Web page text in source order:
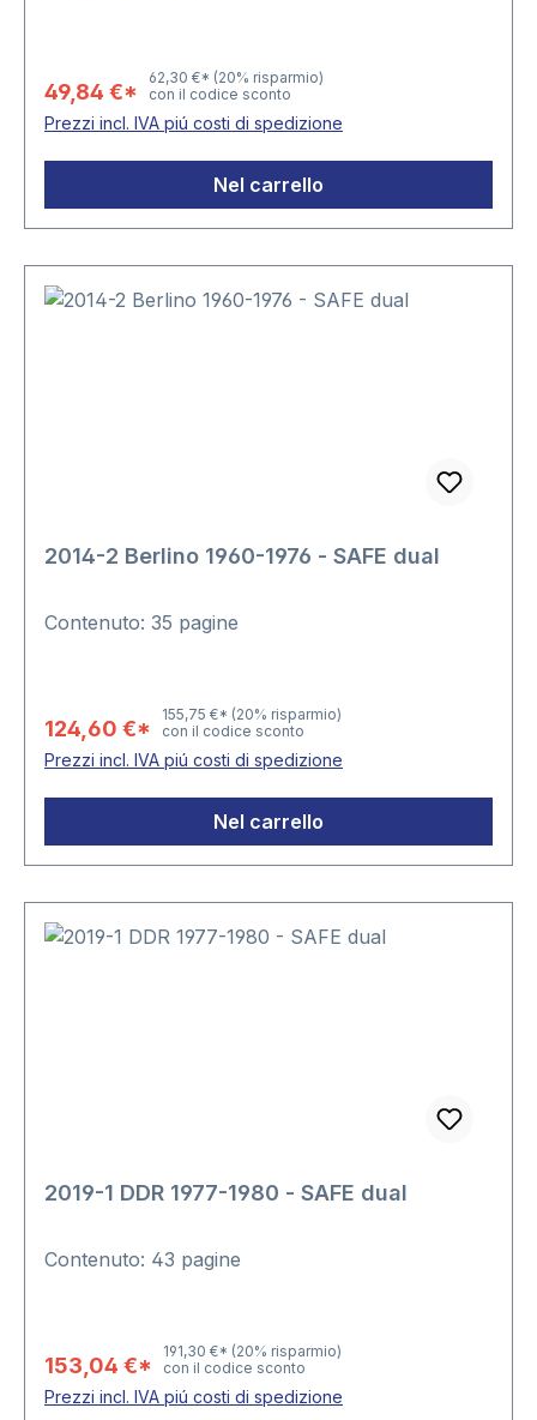
49,84 €*
62,30 €* (20% risparmio)
con il codice sconto
Prezzi incl. IVA piú costi di spedizione
Nel carrello
2014-2 Berlino 1960-1976 - SAFE dual
Contenuto: 35 pagine
124,60 €*
155,75 €* (20% risparmio)
con il codice sconto
Prezzi incl. IVA piú costi di spedizione
Nel carrello
2019-1 DDR 1977-1980 - SAFE dual
Contenuto: 43 pagine
153,04 €*
191,30 €* (20% risparmio)
con il codice sconto
Prezzi incl. IVA piú costi di spedizione